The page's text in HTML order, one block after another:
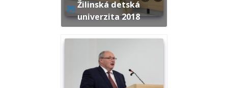
Žilinská detská
univerzita 2018